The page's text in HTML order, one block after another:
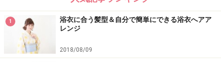
1
浴衣に合う髪型＆自分で簡単にできる浴衣へアア
レンジ
2018/08/09